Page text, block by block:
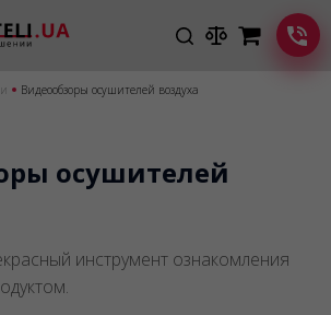
Видеообзоры осушителей воздуха
осушителей
инструмент ознакомления